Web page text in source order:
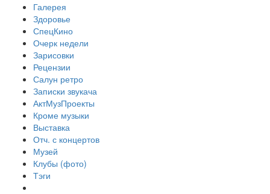
Галерея
Здоровье
СпецКино
Очерк недели
Зарисовки
Рецензии
Салун ретро
Записки звукача
АктМузПроекты
Кроме музыки
Выставка
Отч. с концертов
Музей
Клубы (фото)
Тэги